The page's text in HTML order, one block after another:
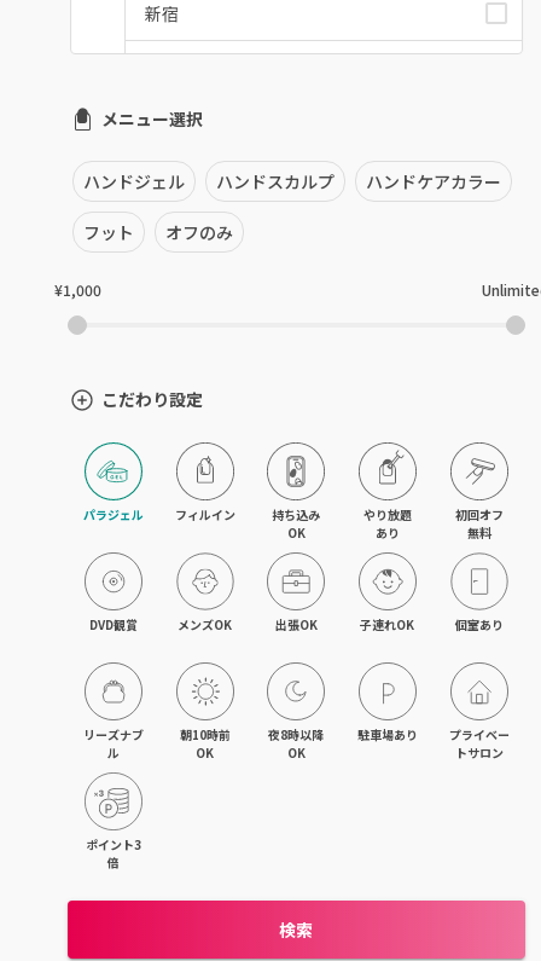
新宿
銀座・新橋・有楽町
恵比寿・代官山・中目黒
自由が丘・学芸大学
下北沢・代々木上原
目黒・戸越・武蔵小山
北千住・町屋・亀有
錦糸町・小岩・青砥
吉祥寺・荻窪・三鷹
立川・国立・国分寺
八王子・日野・昭島
日暮里・駒込・千駄木
メニュー選択
ハンドジェル ハンドスカルプ ハンドケアカラー
フット オフのみ
¥1,000
こだわり設定
パラジェル フィルイン
持ち込み
OK
やり放題
あり
初回オフ
無料
DVD観賞 メンズOK 出張OK 子連れOK 個室あり
リーズナブ
ル
朝10時前
OK
夜8時以降
OK
駐車場あり
プライベー
トサロン
ポイント3
倍
検索